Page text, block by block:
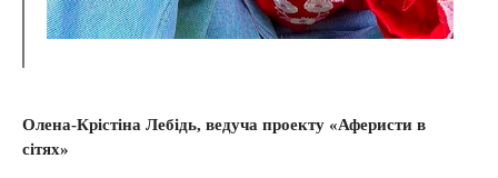
Олена-Крістіна Лебідь, ведуча проекту «Аферисти в
сітях»